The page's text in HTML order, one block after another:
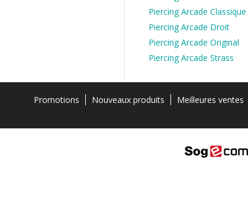
Piercing Arcade Classique
Piercing Arcade Droit
Piercing Arcade Original
Piercing Arcade Strass
Promotions Nouveaux produits Meilleures ventes